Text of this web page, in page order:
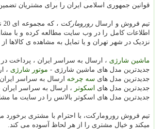
قوانین جمهوری اسلامی ایران را برای مشتریان
تیم فروش و ارسال رورومارکت ، که مجموعه ای 20 نفره از تحصیل کردندگان و صاحبان تجربه و اعتبار در صنف
اطلاعات کامل را در وب سایت مطالعه کرده و با
نزدیک در شهر تهران و یا تمایل به مشاهده ی
ماشین شارژی ، ارسال به سراسر ایران ، پرداخت
جدیدترین مدل های ماشین شارژی - موتور شارژی ،
جدیدترین مدل های سه چرخه ارسال به سراسر
جدیدترین مدل های
اسکوتر ، ارسال به سراسر
جدیدترین مدل های اسکوتر بالانس را در سایت ما
تیم فروش رورومارکت، با احترام با مشتری برخورد
میکند و خیال مشتری را از هر لحاظ آسوده می کند.